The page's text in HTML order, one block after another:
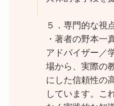
５．専門的な視
・著者の野本一
アドバイザー／
場から、実際の
にした信頼性の
しています。こ